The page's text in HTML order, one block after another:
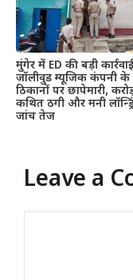
मुंगेर में ED की बड़ी
जॉलीवुड म्यूजिक कंपनी
ठिकानों पर छापेमारी,
कथित ठगी और मनी
जांच तेज
Leave a